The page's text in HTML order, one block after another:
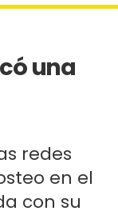
una
redes
en el
con su